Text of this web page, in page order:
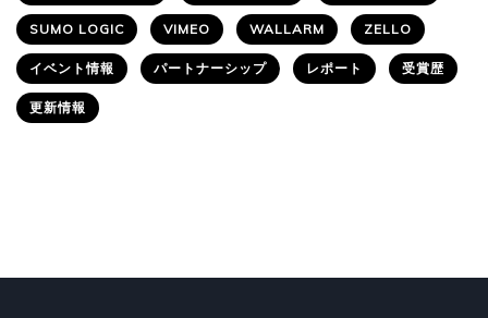
SUMO LOGIC VIMEO WALLARM ZELLO
イベント情報 パートナーシップ レポート 受賞歴
更新情報